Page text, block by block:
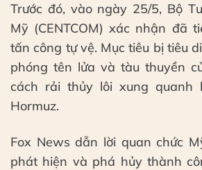
Trước đó, vào ngày 25/5, Bộ
Mỹ (CENTCOM) xác nhận đã
tấn công tự vệ. Mục tiêu bị tiêu
phóng tên lửa và tàu thuyền
cách rải thủy lôi xung quanh
Hormuz.
Fox News dẫn lời quan chức
phát hiện và phá hủy thành